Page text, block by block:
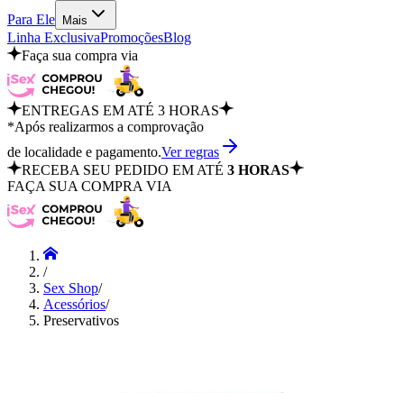
Para Ele
Mais
Linha ExclusivaPromoçõesBlog
Faça sua compra via
ENTREGAS EM ATÉ 3 HORAS
*Após realizarmos a comprovação
de localidade e pagamento.Ver regras
RECEBA SEU PEDIDO EM ATÉ 3 HORAS
FAÇA SUA COMPRA VIA
/
Sex Shop/
Acessórios/
Preservativos